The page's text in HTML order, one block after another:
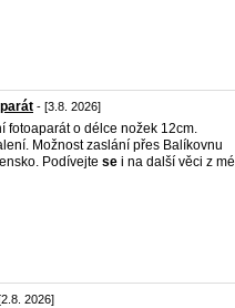
- [3.8. 2026]
fotoaparát o délce nožek 12cm.
Možnost zaslání přes Balíkovnu
Podívejte se i na další věci z mé
2026]